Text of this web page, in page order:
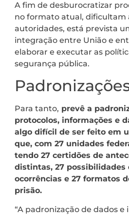
A fim de desburocratizar
no formato atual, dificultam
autoridades, está prevista
integração entre União e
elaborar e executar as
segurança pública.
Para tanto, prevê a
protocolos, informações e
algo difícil de ser feito em
que, com 27 unidades
tendo 27 certidões de
distintas, 27 possibilidades
ocorrências e 27 formatos
prisão.
“A padronização de dados e